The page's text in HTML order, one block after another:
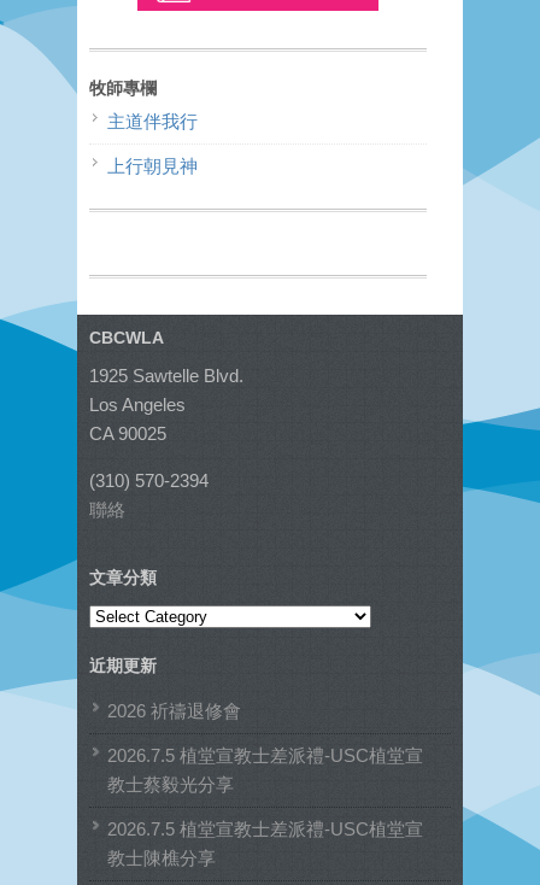
牧師專欄
主道伴我行
上行朝見神
CBCWLA
1925 Sawtelle Blvd.
Los Angeles
CA 90025
(310) 570-2394
聯絡
文章分類
文
分
類
近期更新
2026 祈禱退修會
2026.7.5 植堂宣教士差派禮-USC植堂宣
教士蔡毅光分享
2026.7.5 植堂宣教士差派禮-USC植堂宣
教士陳樵分享